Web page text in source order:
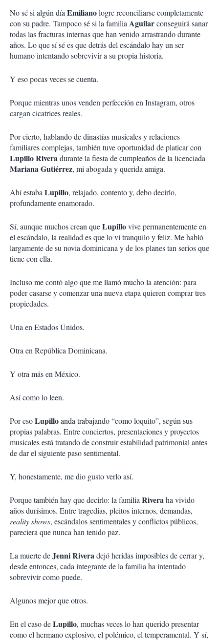
No sé si algún día Emilianologre reconciliarse completamente
con su padre. Tampoco sé si la familia Aguilarconseguirá sanar
todas las fracturas internas que han venido arrastrando durante
años. Lo que sí sé es que detrás del escándalo hay un ser
humano intentando sobrevivir a su propia historia.
Y eso pocas veces se cuenta.
Porque mientras unos venden perfección en Instagram, otros
cargan cicatrices reales.
Por cierto, hablando de dinastías musicales y relaciones
familiares complejas, también tuve oportunidad de platicar con
Lupillo Riveradurante la fiesta de cumpleaños de la licenciada
Mariana Gutiérrez, mi abogada y querida amiga.
Ahí estaba Lupillo, relajado, contento y, debo decirlo,
profundamente enamorado.
Sí, aunque muchos crean queLupillovive permanentemente en
el escándalo, la realidad es que lo vi tranquilo y feliz. Me habló
largamente de su novia dominicana y de los planes tan serios que
tiene con ella.
Incluso me contó algo que me llamó mucho la atención: para
poder casarse y comenzar una nueva etapa quieren comprar tres
propiedades.
Una en Estados Unidos.
Otra en República Dominicana.
Y otra más en México.
Así como lo leen.
Por esoLupilloanda trabajando “como loquito”, según sus
propias palabras. Entre conciertos, presentaciones y proyectos
musicales está tratando de construir estabilidad patrimonial antes
de dar el siguiente paso sentimental.
Y, honestamente, me dio gusto verlo así.
Porque también hay que decirlo: la familia Riveraha vivido
años durísimos. Entre tragedias, pleitos internos, demandas,
reality shows, escándalos sentimentales y conflictos públicos,
pareciera que nunca han tenido paz.
La muerte deJenni Riveradejó heridas imposibles de cerrar y,
desde entonces, cada integrante de la familia ha intentado
sobrevivir como puede.
Algunos mejor que otros.
En el caso deLupillo, muchas veces lo han querido presentar
como el hermano explosivo, el polémico, el temperamental. Y sí,